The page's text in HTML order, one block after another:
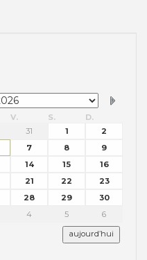
V. S.
D.
31 1
2
7 8
9
14 15
16
21 22
23
28 29
30
4 5 6
aujourd’hui